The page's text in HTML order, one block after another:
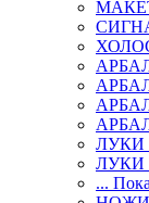
ЛУКИ
ЛУКИ
...